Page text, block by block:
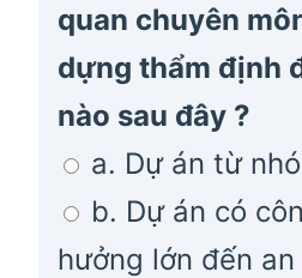
quan chuyên
dựng thẩm định
nào sau đây ?
a. Dự án từ
b. Dự án có
hưởng lớn đến